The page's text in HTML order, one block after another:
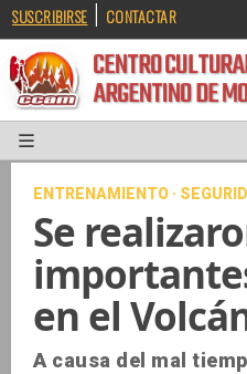
SUSCRIBIRSE | CONTACTAR
CENTRO
ARGENTINO DE
ENTRENAMIENTO ·
Se
en el
A causa del mal